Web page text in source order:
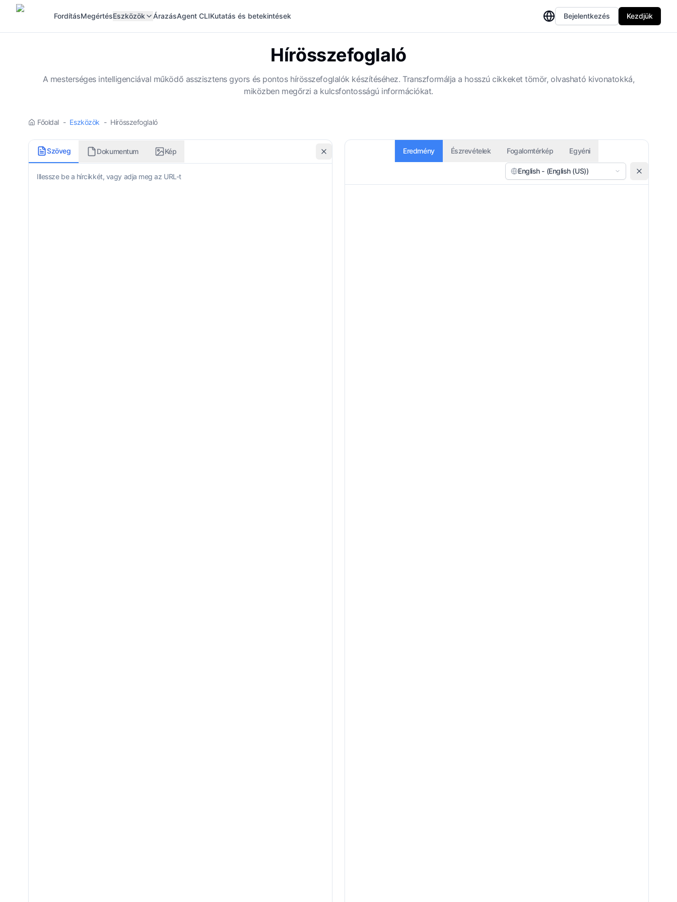
FordításMegértésEszközök ÁrazásAgent CLIKutatás és betekintések Bejelentkezés Kezdjük
Hírösszefoglaló
A mesterséges intelligenciával működő asszisztens gyors és pontos hírösszefoglalók készítéséhez. Transzformálja a hosszú cikkeket tömör, olvasható kivonatokká,
miközben megőrzi a kulcsfontosságú információkat.
Főoldal - Eszközök - Hírösszefoglaló
Szöveg Dokumentum Kép Eredmény Észrevételek Fogalomtérkép Egyéni
English - (English (US))